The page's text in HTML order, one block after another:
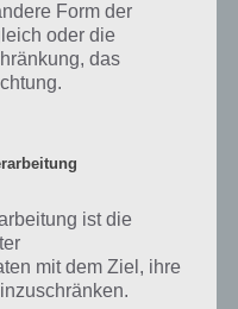
das Rathaus aus,
und vorhandene
sinnvoll
Form der
oder die
das
ist die
mit dem Ziel, ihre